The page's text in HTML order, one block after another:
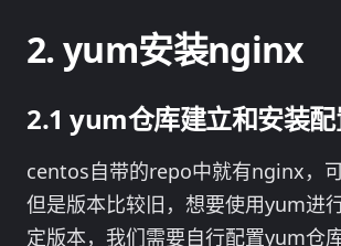
yum安装nginx
yum仓库建立和安装
centos自带的repo中就有nginx，可
但是版本比较旧，想要使用yum进
定版本，我们需要自行配置yum仓库